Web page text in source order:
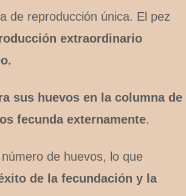
de reproducción única. El pez
extraordinario
sus huevos en la columna de
fecunda externamente.
de huevos, lo que
de la fecundación y la